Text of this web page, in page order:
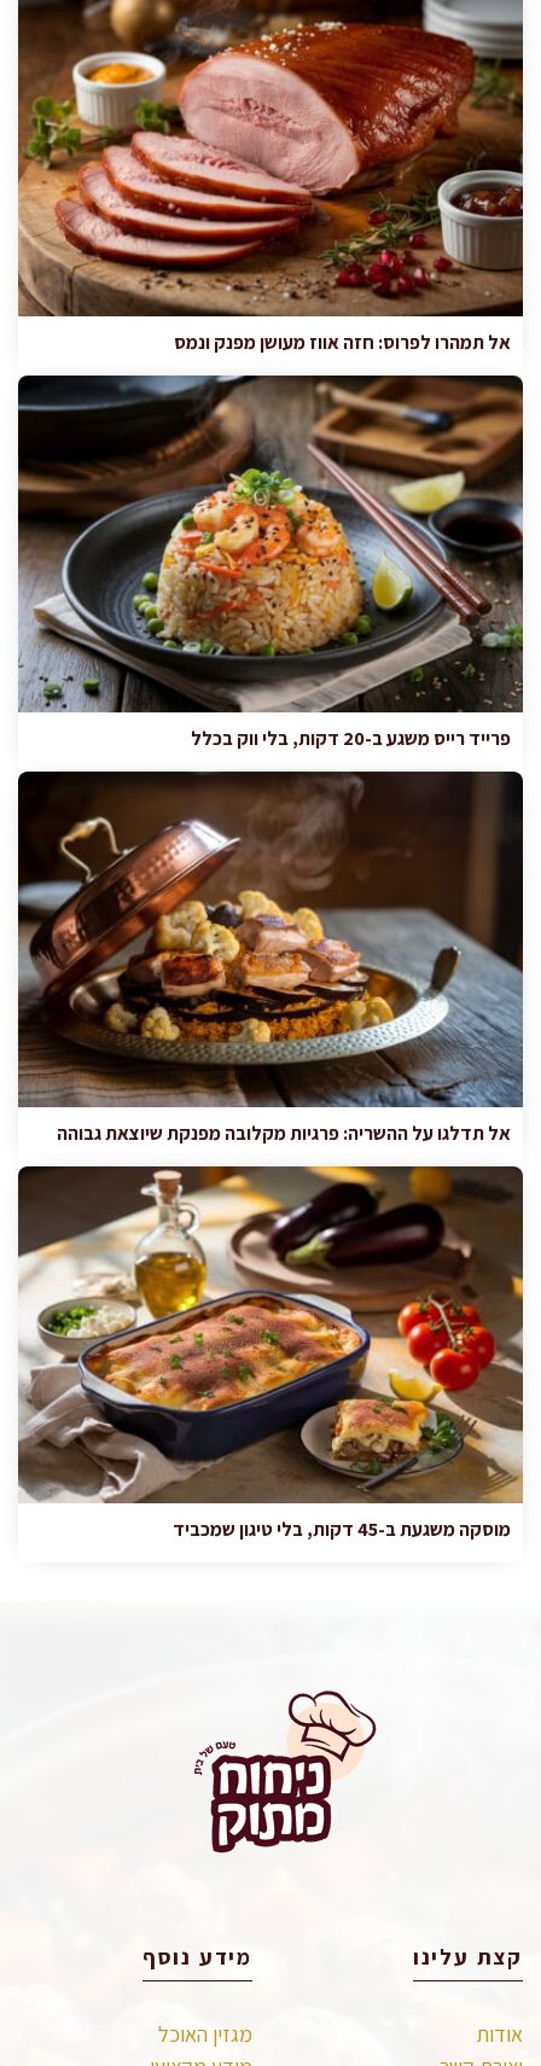
אל תמהרו לפרוס: חזה אווז מעושן מפנק ונמס
פרייד רייס משגע ב-20 דקות, בלי ווק בכלל
אל תדלגו על ההשריה: פרגיות מקלובה מפנקת שיוצאת גבוהה
מוסקה משגעת ב-45 דקות, בלי טיגון שמכביד
קצת עלינו
אודות
מידע נוסף
מגזין האוכל